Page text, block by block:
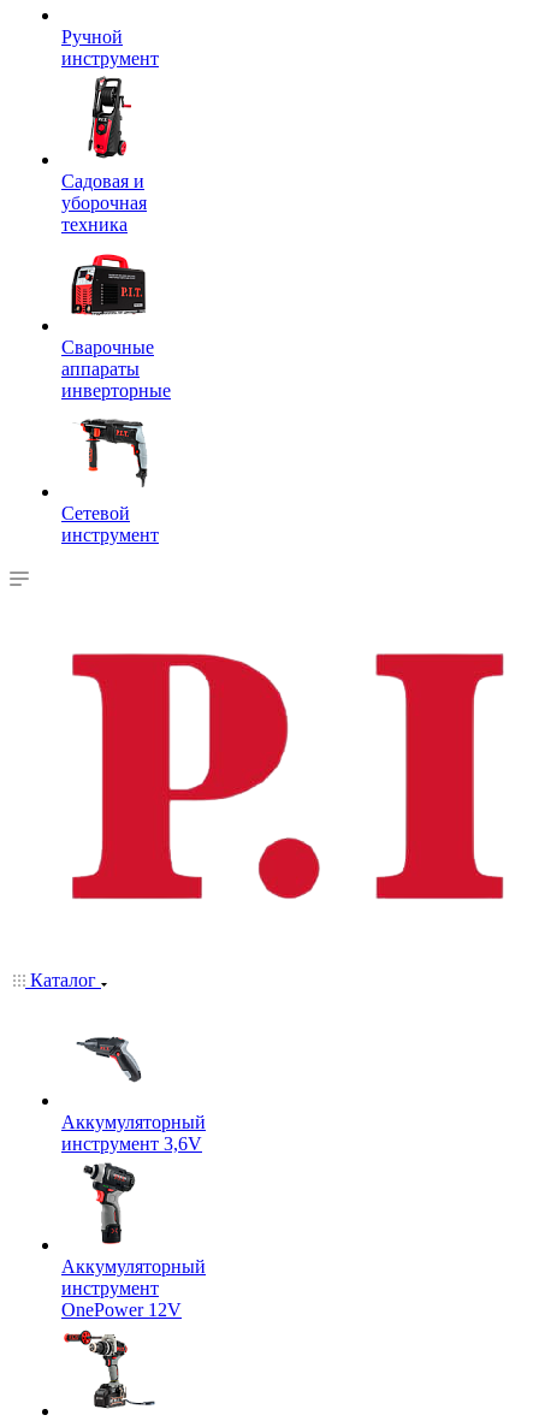
Ручной
инструмент
Садовая и
уборочная
техника
Сварочные
аппараты
инверторные
Сетевой
инструмент
Каталог
Аккумуляторный
инструмент 3,6V
Аккумуляторный
инструмент
OnePower 12V